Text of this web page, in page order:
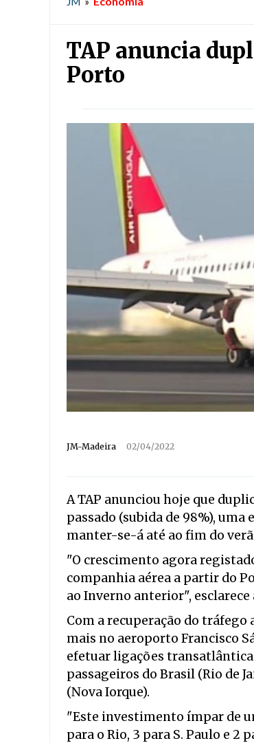
TAP anuncia
Porto
JM-Madeira 02/04/2022
A TAP anunciou hoje que
passado (subida de 98%),
manter-se-á até ao fim do
"O crescimento agora
companhia aérea a partir do
ao Inverno anterior",
Com a recuperação do tráfego
mais no aeroporto Francisco
efetuar ligações
passageiros do Brasil (Rio de
(Nova Iorque).
"Este investimento ímpar de
para o Rio, 3 para S. Paulo e 2